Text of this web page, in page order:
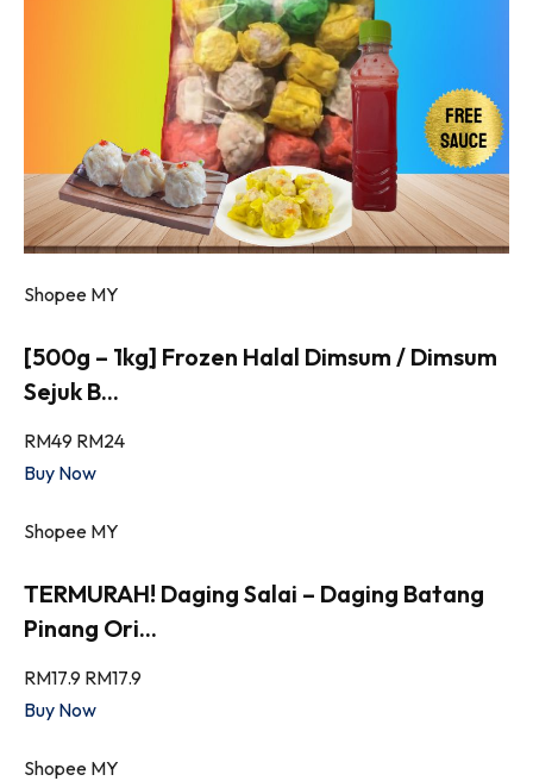
Shopee MY
[500g – 1kg] Frozen Halal Dimsum / Dimsum
Sejuk B...
RM49 RM24
Buy Now
Shopee MY
TERMURAH! Daging Salai – Daging Batang
Pinang Ori...
RM17.9 RM17.9
Buy Now
Shopee MY